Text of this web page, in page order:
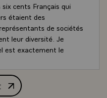
cents Français qui
étaient des
de sociétés
leur diversité. Je
est exactement le
d'une façon générale,
je connais, car j'en
de M. François Mitterrand,